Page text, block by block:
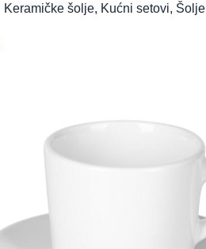
Keramičke šolje, Kućni setovi, Šolje